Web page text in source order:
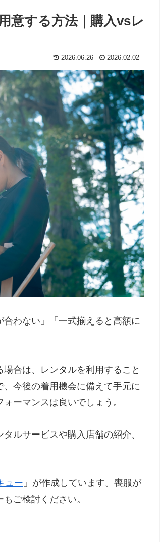
意する方法｜購入vsレ
2026.06.26 2026.02.02
わない」「一式揃えると高額に
合は、レンタルを利用すること
今後の着用機会に備えて手元に
ーマンスは良いでしょう。
ルサービスや購入店舗の紹介、
ュー 」が作成しています。喪服が
ご検討ください。